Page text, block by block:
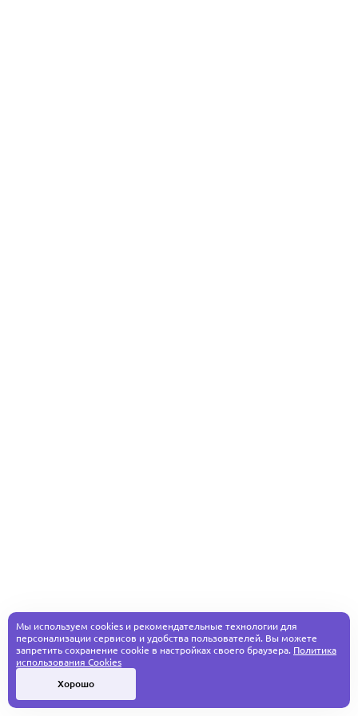
Мы используем cookies и рекомендательные технологии для
персонализации сервисов и удобства пользователей. Вы можете
запретить сохранение cookie в настройках своего браузера. Политика
использования Cookies
Хорошо